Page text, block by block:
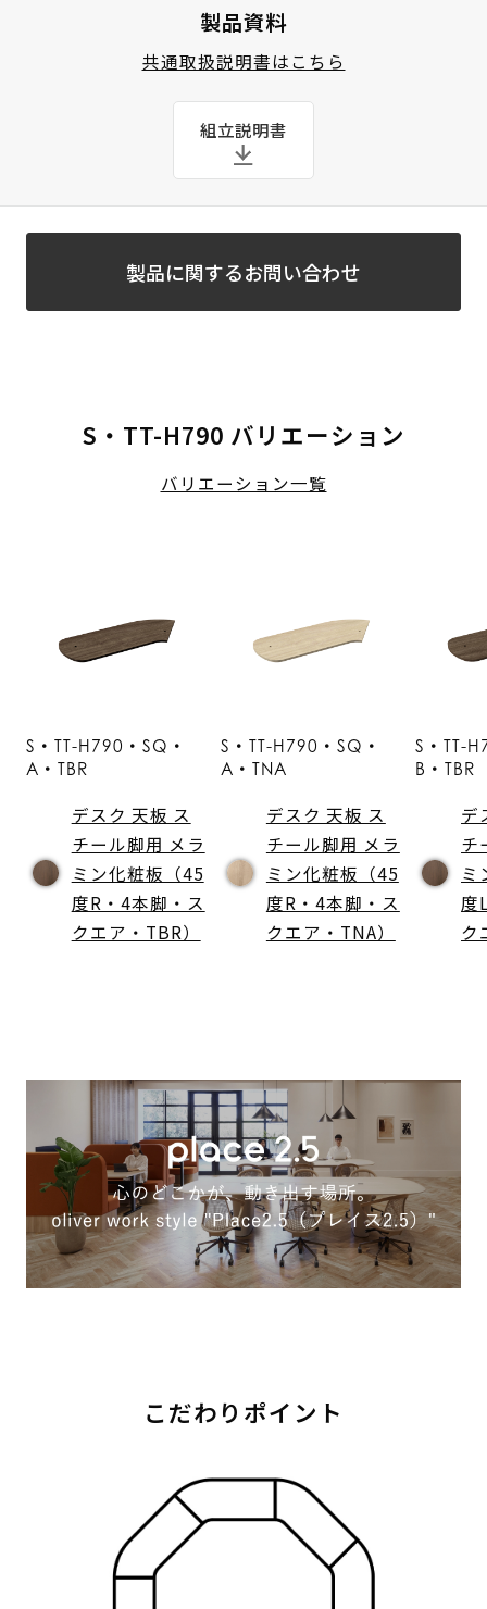
製品資料
共通取扱説明書はこちら
組立説明書
製品に関するお問い合わせ
S・TT-H790 バリエーション
バリエーション一覧
S・TT-H790・SQ・
A・TBR
デスク 天板 ス
チール脚用 メラ
ミン化粧板（45
度R・4本脚・ス
クエア・TBR）
S・TT-H790・SQ・
A・TNA
デスク 天板 ス
チール脚用 メラ
ミン化粧板（45
度R・4本脚・ス
クエア・TNA）
S・TT-
B・TBR
デ
チ
ミ
度
ク
こだわりポイント